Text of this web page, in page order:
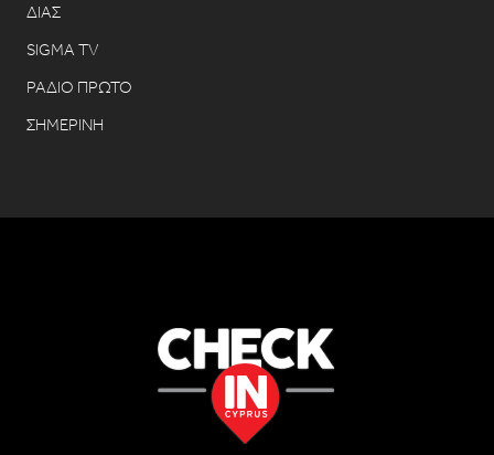
ΔΙΑΣ
SIGMA TV
ΡΑΔΙΟ ΠΡΩΤΟ
ΣΗΜΕΡΙΝΗ